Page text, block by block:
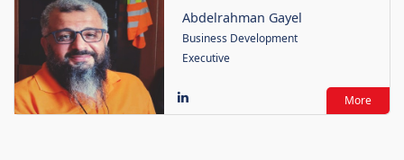
Abdelrahman Gayel
Business Development
Executive
More